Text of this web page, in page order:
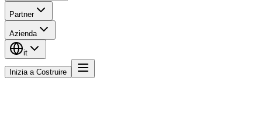
Partner
Azienda
it
Inizia a Costruire